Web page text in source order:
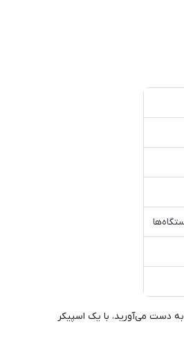
به دست می‌آورید، با یک اسپیکر